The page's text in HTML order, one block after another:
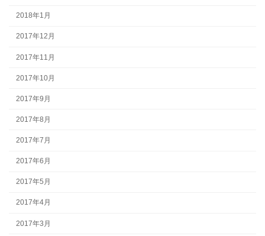
2018年1月
2017年12月
2017年11月
2017年10月
2017年9月
2017年8月
2017年7月
2017年6月
2017年5月
2017年4月
2017年3月